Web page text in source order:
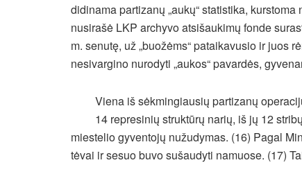
didinama partizanų „aukų“ statistika,
nusirašė LKP archyvo atsišaukimų fonde
m. senutę, už „buožėms“ pataikavusio ir juos
nesivargino nurodyti „aukos“ pavardės,
Viena iš sėkmingiausių partizanų
14 represinių struktūrų narių, iš jų 12
miestelio gyventojų nužudymas. (16) Pagal
tėvai ir sesuo buvo sušaudyti namuose. (17)